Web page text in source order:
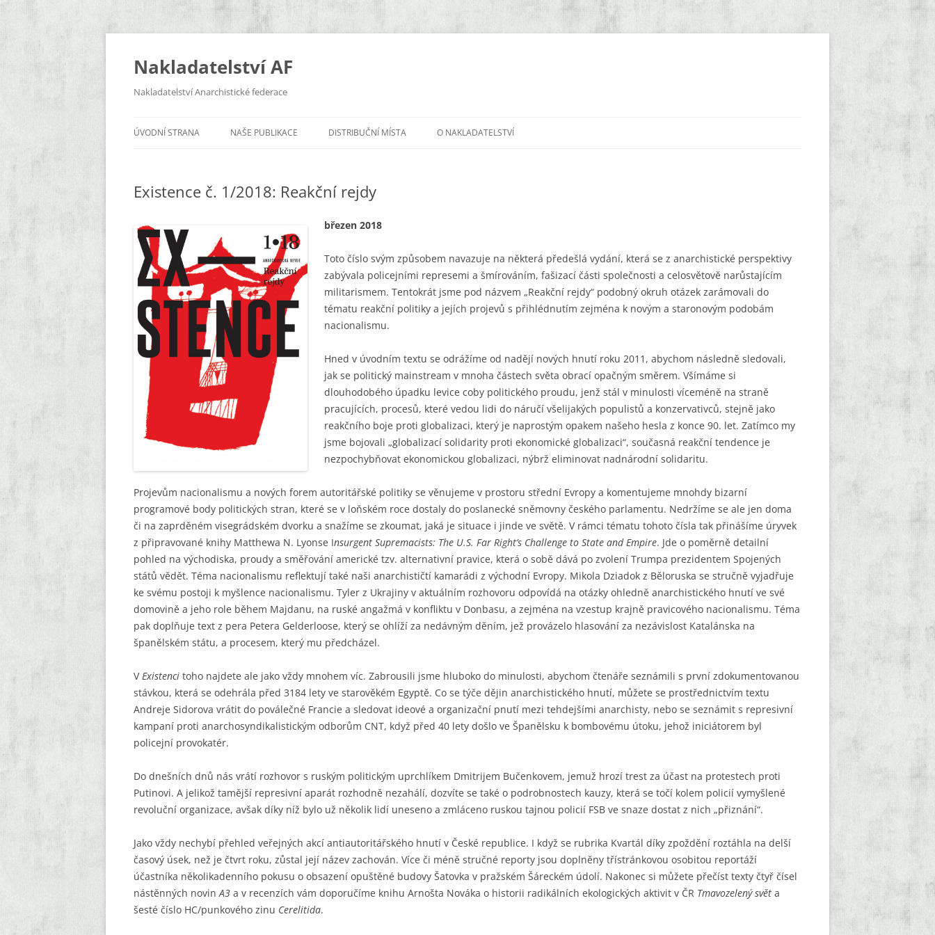
Přejít
obsahu
webu
Nakladatelství AF
Nakladatelství Anarchistické federace
ÚVODNÍ STRANA NAŠE PUBLIKACE
ZDOLA
KLÍČENÍ
KNIHY
BROŽURY
KAPESNÍ BROŽURY
EDICE POEZIE
KOMIKSOVÁ EDICE
OSTATNÍ
DISTRIBUČNÍ MÍSTA O NAKLADATELSTVÍ
Existence č. 1/2018: Reakční rejdy
březen 2018
Toto číslo svým způsobem navazuje na některá předešlá vydání, která se z anarchistické perspektivy
zabývala policejními represemi a šmírováním, fašizací části společnosti a celosvětově narůstajícím
militarismem. Tentokrát jsme pod názvem „Reakční rejdy“ podobný okruh otázek zarámovali do
tématu reakční politiky a jejích projevů s přihlédnutím zejména k novým a staronovým podobám
nacionalismu.
Hned v úvodním textu se odrážíme od nadějí nových hnutí roku 2011, abychom následně sledovali,
jak se politický mainstream v mnoha částech světa obrací opačným směrem. Všímáme si
dlouhodobého úpadku levice coby politického proudu, jenž stál v minulosti víceméně na straně
pracujících, procesů, které vedou lidi do náručí všelijakých populistů a konzervativců, stejně jako
reakčního boje proti globalizaci, který je naprostým opakem našeho hesla z konce 90. let. Zatímco my
jsme bojovali „globalizací solidarity proti ekonomické globalizaci“, současná reakční tendence je
nezpochybňovat ekonomickou globalizaci, nýbrž eliminovat nadnárodní solidaritu.
Projevům nacionalismu a nových forem autoritářské politiky se věnujeme v prostoru střední Evropy a komentujeme mnohdy bizarní
programové body politických stran, které se v loňském roce dostaly do poslanecké sněmovny českého parlamentu. Nedržíme se ale jen doma
či na zaprděném visegrádském dvorku a snažíme se zkoumat, jaká je situace i jinde ve světě. V rámci tématu tohoto čísla tak přinášíme úryvek
z připravované knihy Matthewa N. Lyonse Insurgent Supremacists: The U.S. Far Right’s Challenge to State and Empire. Jde o poměrně detailní
pohled na východiska, proudy a směřování americké tzv. alternativní pravice, která o sobě dává po zvolení Trumpa prezidentem Spojených
států vědět. Téma nacionalismu reflektují také naši anarchističtí kamarádi z východní Evropy. Mikola Dziadok z Běloruska se stručně vyjadřuje
ke svému postoji k myšlence nacionalismu. Tyler z Ukrajiny v aktuálním rozhovoru odpovídá na otázky ohledně anarchistického hnutí ve své
domovině a jeho role během Majdanu, na ruské angažmá v konfliktu v Donbasu, a zejména na vzestup krajně pravicového nacionalismu. Téma
pak doplňuje text z pera Petera Gelderloose, který se ohlíží za nedávným děním, jež provázelo hlasování za nezávislost Katalánska na
španělském státu, a procesem, který mu předcházel.
VExistenci toho najdete ale jako vždy mnohem víc. Zabrousili jsme hluboko do minulosti, abychom čtenáře seznámili s první zdokumentovanou
stávkou, která se odehrála před 3184 lety ve starověkém Egyptě. Co se týče dějin anarchistického hnutí, můžete se prostřednictvím textu
Andreje Sidorova vrátit do poválečné Francie a sledovat ideové a organizační pnutí mezi tehdejšími anarchisty, nebo se seznámit s represivní
kampaní proti anarchosyndikalistickým odborům CNT, když před 40 lety došlo ve Španělsku k bombovému útoku, jehož iniciátorem byl
policejní provokatér.
Do dnešních dnů nás vrátí rozhovor s ruským politickým uprchlíkem Dmitrijem Bučenkovem, jemuž hrozí trest za účast na protestech proti
Putinovi. A jelikož tamější represivní aparát rozhodně nezahálí, dozvíte se také o podrobnostech kauzy, která se točí kolem policií vymyšlené
revoluční organizace, avšak díky níž bylo už několik lidí uneseno a zmláceno ruskou tajnou policií FSB ve snaze dostat z nich „přiznání“.
Jako vždy nechybí přehled veřejných akcí antiautoritářského hnutí v České republice. I když se rubrika Kvartál díky zpoždění roztáhla na delší
časový úsek, než je čtvrt roku, zůstal její název zachován. Více či méně stručné reporty jsou doplněny třístránkovou osobitou reportáží
účastníka několikadenního pokusu o obsazení opuštěné budovy Šatovka v pražském Šáreckém údolí. Nakonec si můžete přečíst texty čtyř čísel
nástěnných novinA3 a v recenzích vám doporučíme knihu Arnošta Nováka o historii radikálních ekologických aktivit v ČR Tmavozelený svět a
šesté číslo HC/punkového zinu Cerelitida.